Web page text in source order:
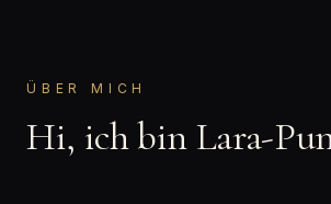
ÜBER MICH
Hi, ich bin Lara-